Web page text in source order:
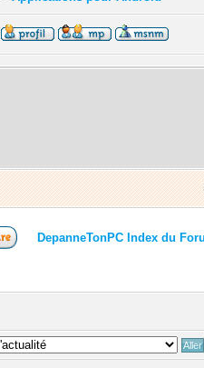
DepanneTonPC Index du